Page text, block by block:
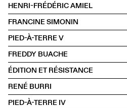
HENRI-FRÉDÉRIC AMIEL
FRANCINE SIMONIN
PIED-À-TERRE V
FREDDY BUACHE
ÉDITION ET RÉSISTANCE
RENÉ BURRI
PIED-À-TERRE IV